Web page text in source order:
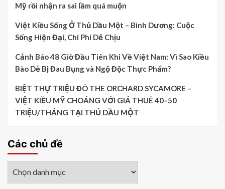
Mỹ rồi nhận ra sai lầm quá muộn
Việt Kiều Sống Ở Thủ Dầu Một – Bình Dương: Cuộc
Sống Hiện Đại, Chi Phí Dễ Chịu
Cảnh Báo 48 Giờ Đầu Tiên Khi Về Việt Nam: Vì Sao Kiều
Bào Dễ Bị Đau Bụng và Ngộ Độc Thực Phẩm?
BIỆT THỰ TRIỆU ĐÔ THE ORCHARD SYCAMORE –
VIỆT KIỀU MỸ CHOÁNG VỚI GIÁ THUÊ 40–50
TRIỆU/THÁNG TẠI THỦ DẦU MỘT
Các chủ đề